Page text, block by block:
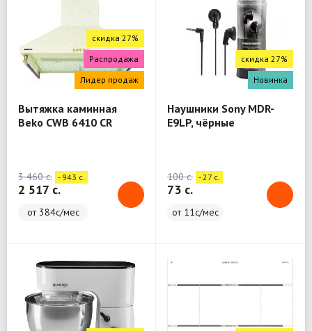
скидка 27%
Распродажа
Лидер продаж
Вытяжка каминная
Beko CWB 6410 CR
3 460 c. - 943 c.
2 517 c.
от 384с/мес
скидка 27%
Новинка
Наушники Sony MDR-
E9LP, чёрные
100 c. - 27 c.
73 c.
от 11с/мес